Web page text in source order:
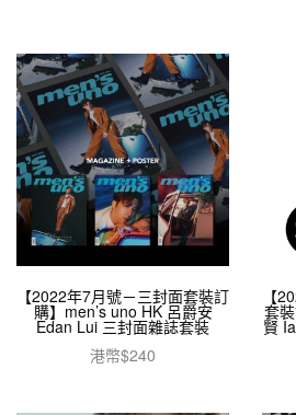
【2022年7月號－三封面套裝訂
購】men’s uno HK 呂爵安
Edan Lui 三封面雜誌套裝
港幣$240
【
套
賢